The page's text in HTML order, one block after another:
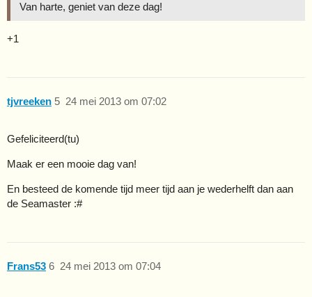
Van harte, geniet van deze dag!
+1
tjvreeken 24 mei 2013 om 07:02
5
Gefeliciteerd(tu)
Maak er een mooie dag van!
En besteed de komende tijd meer tijd aan je wederhelft dan aan
de Seamaster :#
Frans53 24 mei 2013 om 07:04
6